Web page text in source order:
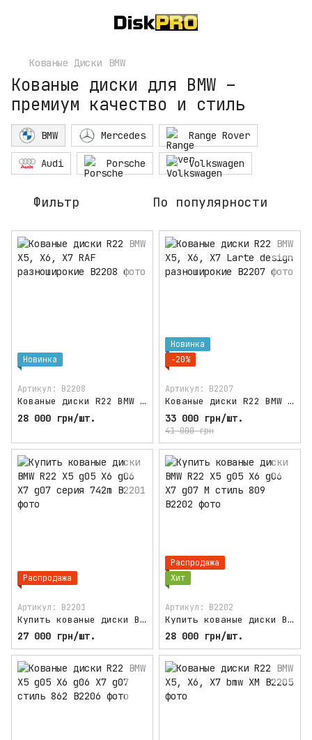
Кованые Диски BMW
Кованые диски для BMW –
премиум качество и стиль
BMW Mercedes Range Rover
Audi Porsche Volkswagen
Фильтр По популярности
Новинка
Артикул: B2208
Кованые диски R22 BMW X5, X6, X7 RAF разноширокие
28 000 грн/шт.
Новинка
−20%
Артикул: B2207
Кованые диски R22 BMW X5, X6, X7 Larte design разноширокие
33 000 грн/шт.
41 000 грн
Распродажа
Артикул: B2201
Купить кованые диски BMW R22 X5 g05 X6 g06 X7 g07 серия 742m
27 000 грн/шт.
Распродажа
Хит
Артикул: B2202
Купить кованые диски BMW R22 X5 g05 X6 g06 X7 g07 M стиль 809
28 000 грн/шт.